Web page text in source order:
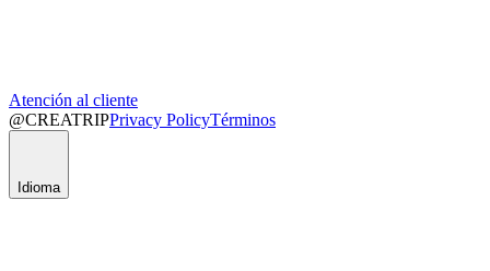
Atención al cliente
@CREATRIPPrivacy PolicyTérminos
Idioma